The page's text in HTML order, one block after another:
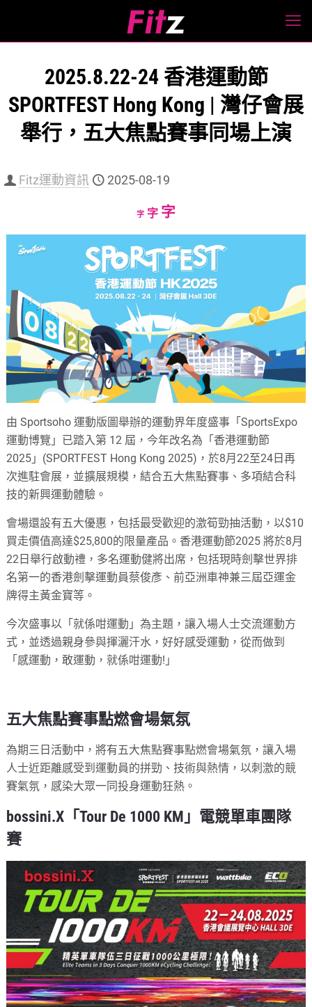
2025.8.22-24 香港運動節
SPORTFEST Hong Kong | 灣仔會展
舉行，五大焦點賽事同場上演
Fitz運動資訊 2025-08-19
字Decrease
size.
字Reset
size.
字Increase
size.
由 Sportsoho 運動版圖舉辦的運動界年度盛事「SportsExpo
運動博覽」已踏入第 12 屆，今年改名為「香港運動節
2025」(SPORTFEST Hong Kong 2025)，於8月22至24日再
次進駐會展，並擴展規模，結合五大焦點賽事、多項結合科
技的新興運動體驗。
會場還設有五大優惠，包括最受歡迎的激筍勁抽活動，以$10
買走價值高達$25,800的限量產品。香港運動節2025 將於8月
22日舉行啟動禮，多名運動健將出席，包括現時劍擊世界排
名第一的香港劍擊運動員蔡俊彥、前亞洲車神兼三屆亞運金
牌得主黃金寶等。
今次盛事以「就係咁運動」為主題，讓入場人士交流運動方
式，並透過親身參與揮灑汗水，好好感受運動，從而做到
「感運動，敢運動，就係咁運動!」
五大焦點賽事點燃會場氣氛
為期三日活動中，將有五大焦點賽事點燃會場氣氛，讓入場
人士近距離感受到運動員的拼勁、技術與熱情，以刺激的競
賽氣氛，感染大眾一同投身運動狂熱。
bossini.X「Tour De 1000 KM」電競單車團隊
賽